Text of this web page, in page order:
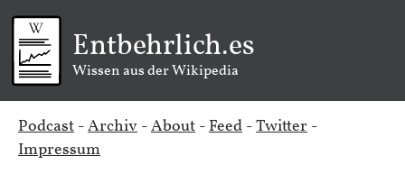
Entbehrlich.es
Wissen aus der Wikipedia
Podcast -Archiv -About -Feed -Twitter -
Impressum